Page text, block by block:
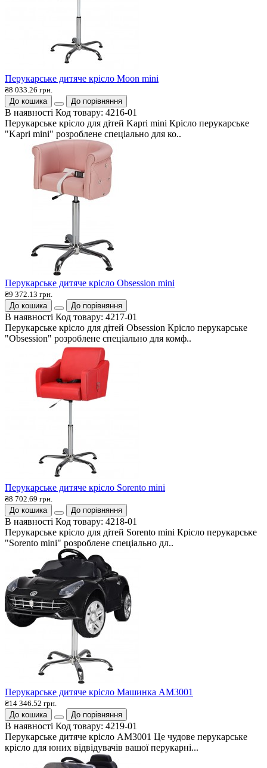
Перукарське дитяче крісло Moon mini
₴8 033.26 грн.
До кошика
До порівняння
В наявності Код товару: 4216-01
Перукарське крісло для дітей Kapri mini Крісло перукарське
"Kapri mini" розроблене спеціально для ко..
Перукарське дитяче крісло Obsession mini
₴9 372.13 грн.
До кошика
До порівняння
В наявності Код товару: 4217-01
Перукарське крісло для дітей Obsession Крісло перукарське
"Obsession" розроблене спеціально для комф..
Перукарське дитяче крісло Sorento mini
₴8 702.69 грн.
До кошика
До порівняння
В наявності Код товару: 4218-01
Перукарське крісло для дітей Sorento mini Крісло перукарське
"Sorento mini" розроблене спеціально дл..
Перукарське дитяче крісло Машинка АМ3001
₴14 346.52 грн.
До кошика
До порівняння
В наявності Код товару: 4219-01
Перукарське дитяче крісло АМ3001 Це чудове перукарське
крісло для юних відвідувачів вашої перукарні...